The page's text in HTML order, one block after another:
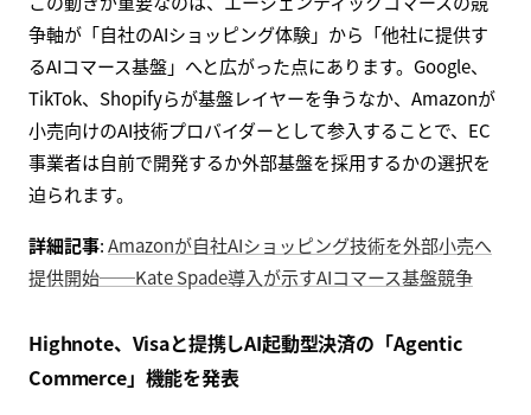
争軸が「自社のAIショッピング体験」から「他社に提供す
るAIコマース基盤」へと広がった点にあります。Google、
TikTok、Shopifyらが基盤レイヤーを争うなか、Amazonが
小売向けのAI技術プロバイダーとして参入することで、EC
事業者は自前で開発するか外部基盤を採用するかの選択を
迫られます。
詳細記事:Amazonが自社AIショッピング技術を外部小売へ
提供開始──Kate Spade導入が示すAIコマース基盤競争
Highnote、Visaと提携しAI起動型決済の「Agentic
Commerce」機能を発表